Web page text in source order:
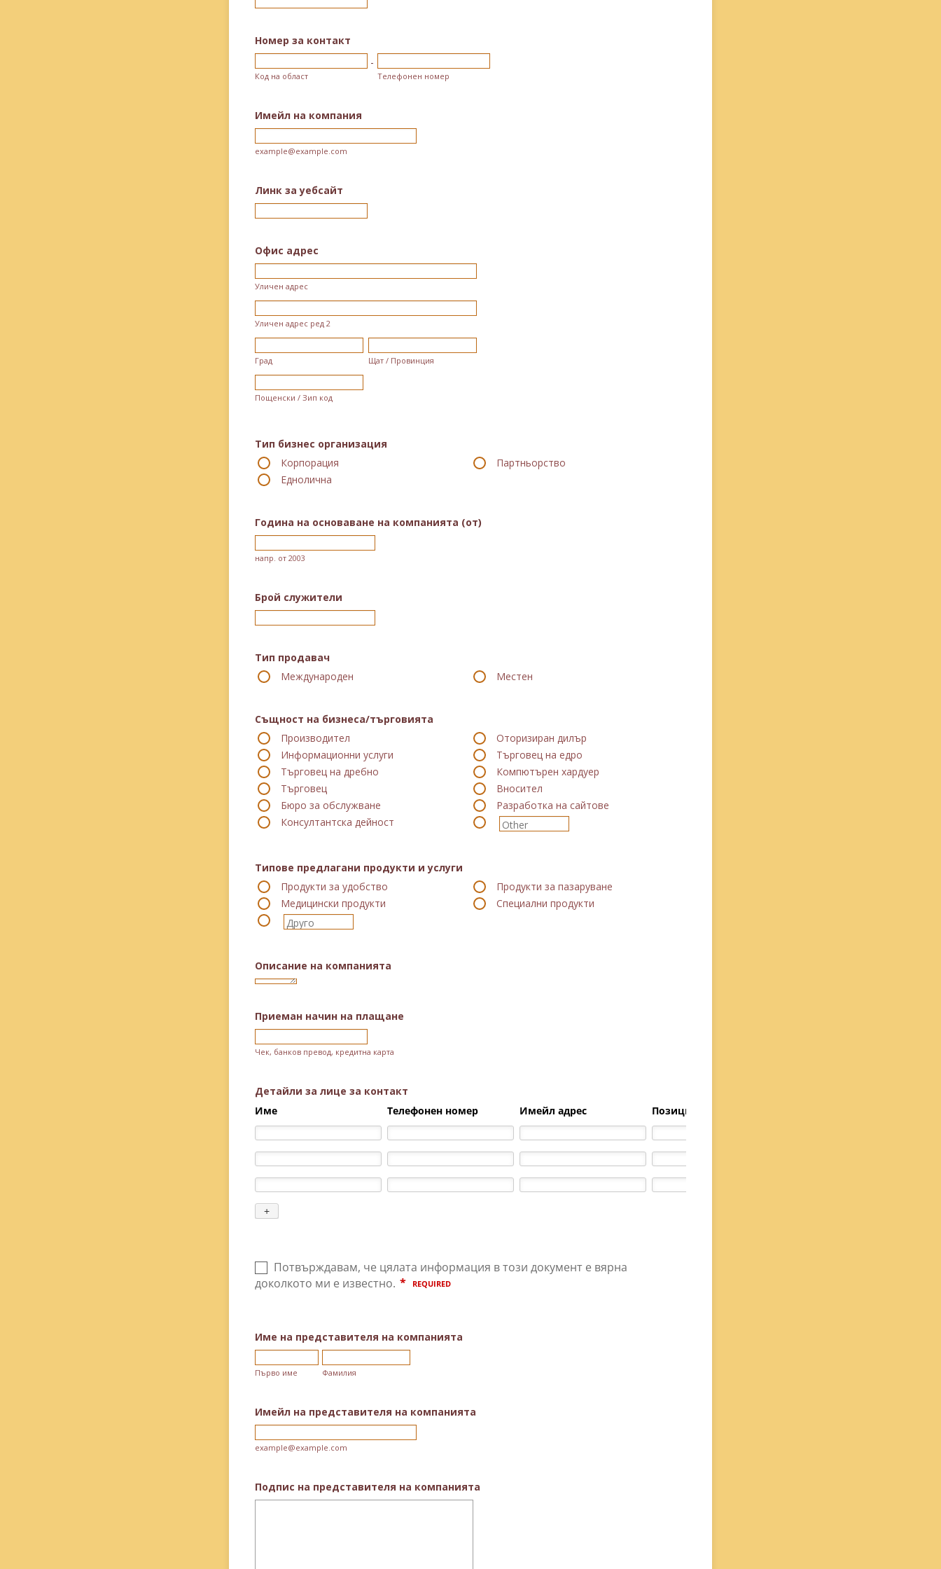
Номер за контакт
-
Код на област Телефонен номер
Имейл на компания
example@example.com
Линк за уебсайт
Офис адрес
Уличен адрес
Уличен адрес ред 2
Град Щат / Провинция
Пощенски / Зип код
Тип бизнес организация
Корпорация
Партньорство
Еднолична
Година на основаване на компанията (от)
напр. от 2003
Брой служители
Тип продавач
Международен
Местен
Същност на бизнеса/търговията
Производител
Оторизиран дилър
Информационни услуги
Търговец на едро
Търговец на дребно
Компютърен хардуер
Търговец
Вносител
Бюро за обслужване
Разработка на сайтове
Консултантска дейност
Типове предлагани продукти и услуги
Продукти за удобство
Продукти за пазаруване
Медицински продукти
Специални продукти
Описание на компанията
Приеман начин на плащане
Чек, банков превод, кредитна карта
Детайли за лице за контакт
Име на представителя на компанията
Първо име Фамилия
Имейл на представителя на компанията
example@example.com
Подпис на представителя на компанията